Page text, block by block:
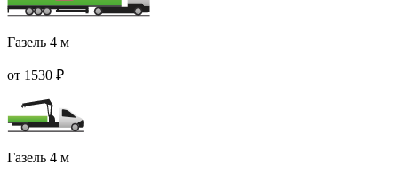
Газель 4 м
от 1530 ₽
Газель 4 м